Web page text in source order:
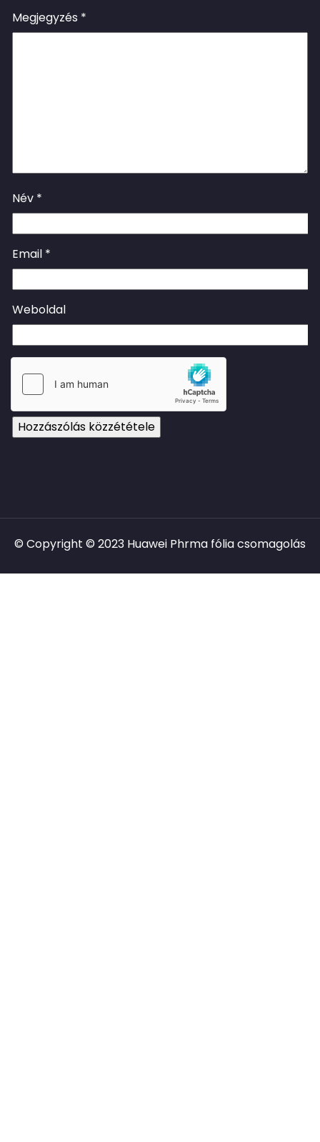
Megjegyzés *
Név *
Email *
Weboldal
© Copyright © 2023 Huawei Phrma fólia csomagolás